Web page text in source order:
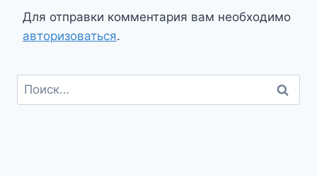
Для отправки комментария вам необходимо
авторизоваться.
Найти: